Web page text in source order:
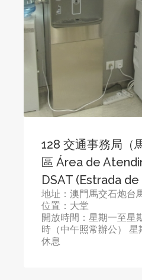
128 交通事務局（
區 Área de
DSAT (Estrada de
地址：澳門馬交石炮台
位置：大堂
開放時間：星期一至星
時（中午照常辦公） 星
休息